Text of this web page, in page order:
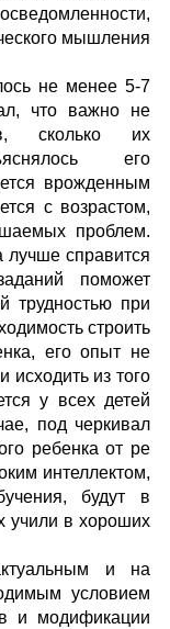
мышления
не менее 5-7
что важно не
сколько их
его
врожденным
с возрастом,
проблем.
справится
поможет
трудностью при
строить
его опыт не
исходить из того
у всех детей
под черкивал
ребенка от ре
интеллектом,
будут в
учили в хороших
и на
условием
и модификации